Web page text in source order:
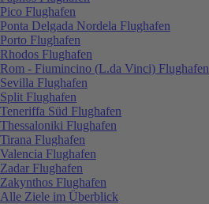
Pico Flughafen
Ponta Delgada Nordela Flughafen
Porto Flughafen
Rhodos Flughafen
Rom - Fiumincino (L.da Vinci) Flughafen
Sevilla Flughafen
Split Flughafen
Teneriffa Süd Flughafen
Thessaloniki Flughafen
Tirana Flughafen
Valencia Flughafen
Zadar Flughafen
Zakynthos Flughafen
Alle Ziele im Überblick